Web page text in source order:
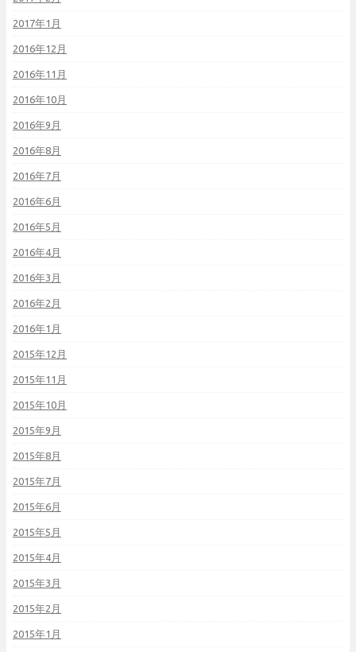
2017年1月
2016年12月
2016年11月
2016年10月
2016年9月
2016年8月
2016年7月
2016年6月
2016年5月
2016年4月
2016年3月
2016年2月
2016年1月
2015年12月
2015年11月
2015年10月
2015年9月
2015年8月
2015年7月
2015年6月
2015年5月
2015年4月
2015年3月
2015年2月
2015年1月